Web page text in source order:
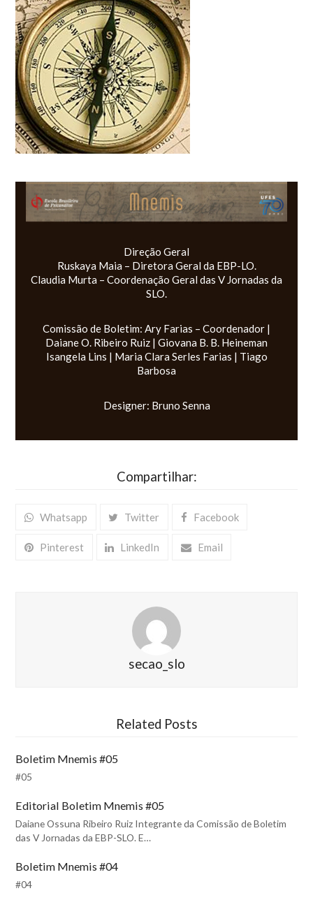
Direção Geral
Ruskaya Maia – Diretora Geral da EBP-LO.
Claudia Murta – Coordenação Geral das V Jornadas da
SLO.
Comissão de Boletim: Ary Farias – Coordenador |
Daiane O. Ribeiro Ruiz | Giovana B. B. Heineman
Isangela Lins | Maria Clara Serles Farias | Tiago
Barbosa
Designer: Bruno Senna
Compartilhar:
Whatsapp Twitter Facebook
Pinterest LinkedIn Email
secao_slo
Related Posts
Boletim Mnemis #05
#05
Editorial Boletim Mnemis #05
Daiane Ossuna Ribeiro Ruiz Integrante da Comissão de Boletim
das V Jornadas da EBP-SLO. E…
Boletim Mnemis #04
#04